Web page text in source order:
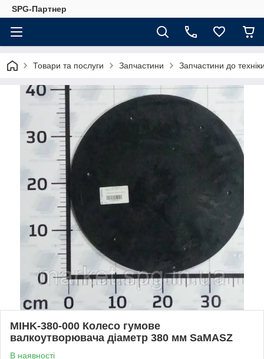
SPG-Партнер
Товари та послуги Запчастини Запчастини до
MIHK-380-000 Колесо гумове
валкоутворювача діаметр 380 мм SaMASZ
В наявності